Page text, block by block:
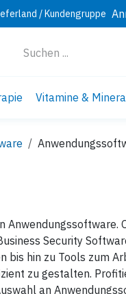
/ Kundengruppe
Vitamine &
Anwendungssoftware.
Security
bis hin zu Tools zum
zu gestalten.
an